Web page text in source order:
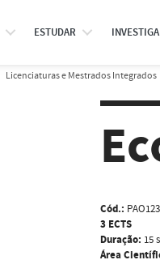
ESTUDAR
Licenciaturas e Mestrados Integrados
Cód.:
3 ECTS
Duração: 15
Área